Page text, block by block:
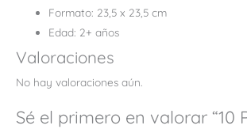
Formato: 23,5 x 23,5 cm
Edad: 2+ años
Valoraciones
No hay valoraciones aún.
Sé el primero en valorar “10